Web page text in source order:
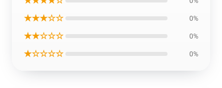
★★★☆☆ 0%
★★☆☆☆ 0%
★☆☆☆☆ 0%